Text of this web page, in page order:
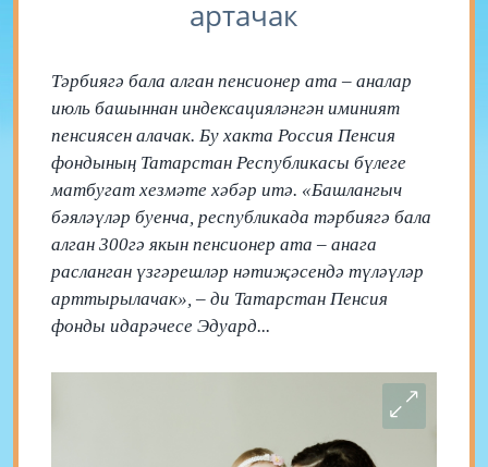
артачак
Тәрбиягә бала алган пенсионер ата – аналар
июль башыннан индексацияләнгән иминият
пенсиясен алачак. Бу хакта Россия Пенсия
фондының Татарстан Республикасы бүлеге
матбугат хезмәте хәбәр итә. «Башлангыч
бәяләүләр буенча, республикада тәрбиягә бала
алган 300гә якын пенсионер ата – анага
расланган үзгәрешләр нәтиҗәсендә түләүләр
арттырылачак», – ди Татарстан Пенсия
фонды идарәчесе Эдуард...